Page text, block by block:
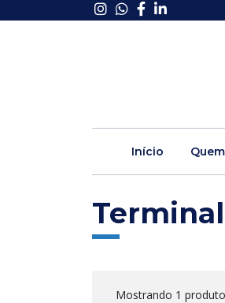
Início
Mostrando 1 produto